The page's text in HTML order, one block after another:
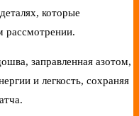
которые
рассмотрении.
заправленная азотом,
и легкость, сохраняя